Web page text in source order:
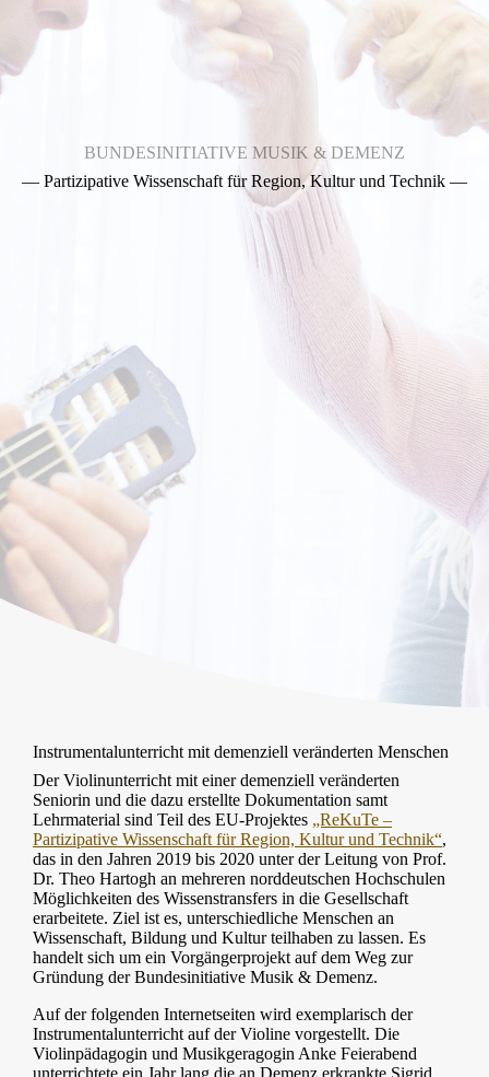
BUNDESINITIATIVE MUSIK & DEMENZ
— Partizipative Wissenschaft für Region, Kultur und Technik —
Instrumentalunterricht mit demenziell veränderten Menschen
Der Violinunterricht mit einer demenziell veränderten
Seniorin und die dazu erstellte Dokumentation samt
Lehrmaterial sind Teil des EU-Projektes „ReKuTe –
Partizipative Wissenschaft für Region, Kultur und Technik“,
das in den Jahren 2019 bis 2020 unter der Leitung von Prof.
Dr. Theo Hartogh an mehreren norddeutschen Hochschulen
Möglichkeiten des Wissenstransfers in die Gesellschaft
erarbeitete. Ziel ist es, unterschiedliche Menschen an
Wissenschaft, Bildung und Kultur teilhaben zu lassen. Es
handelt sich um ein Vorgängerprojekt auf dem Weg zur
Gründung der Bundesinitiative Musik & Demenz.
Auf der folgenden Internetseiten wird exemplarisch der
Instrumentalunterricht auf der Violine vorgestellt. Die
Violinpädagogin und Musikgeragogin Anke Feierabend